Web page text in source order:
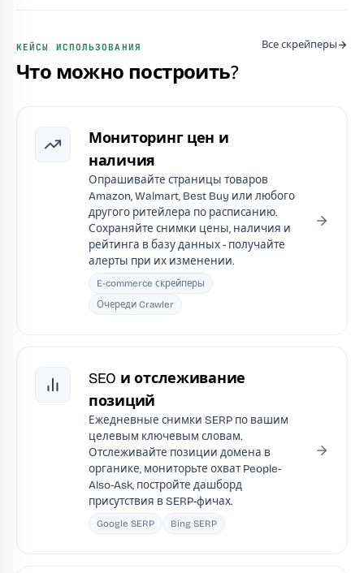
КЕЙСЫ ИСПОЛЬЗОВАНИЯ
Что можно построить?
Все скрейперы
Мониторинг цен и
наличия
Опрашивайте страницы товаров
Amazon, Walmart, Best Buy или любого
другого ритейлера по расписанию.
Сохраняйте снимки цены, наличия и
рейтинга в базу данных - получайте
алерты при их изменении.
E-commerce скрейперы
Очереди Crawler
SEO и отслеживание
позиций
Ежедневные снимки SERP по вашим
целевым ключевым словам.
Отслеживайте позиции домена в
органике, мониторьте охват People-
Also-Ask, постройте дашборд
присутствия в SERP-фичах.
Google SERP Bing SERP